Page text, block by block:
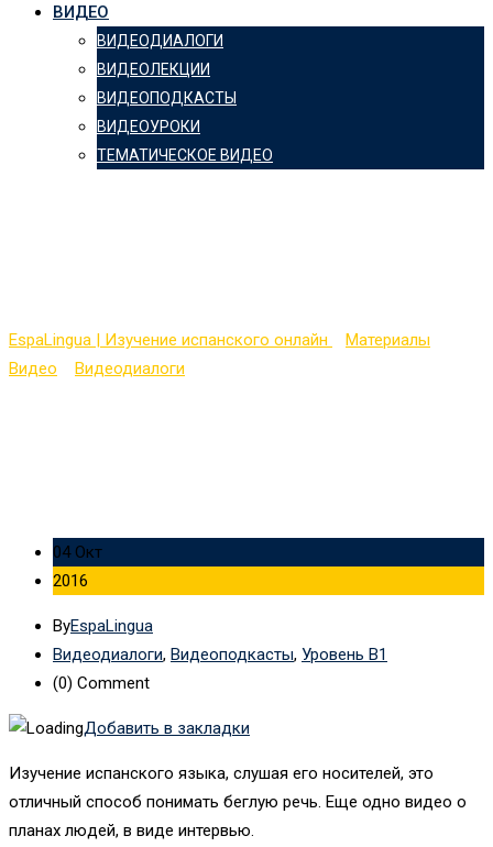
ВИДЕО
ВИДЕОДИАЛОГИ
ВИДЕОЛЕКЦИИ
ВИДЕОПОДКАСТЫ
ВИДЕОУРОКИ
ТЕМАТИЧЕСКОЕ ВИДЕО
EspaLingua | Изучение испанского онлайн Материалы
Видео
Видеодиалоги
04 Окт
2016
ByEspaLingua
Видеодиалоги, Видеоподкасты, Уровень B1
(0) Comment
Добавить в закладки
Изучение испанского языка, слушая его носителей, это
отличный способ понимать беглую речь. Еще одно видео о
планах людей, в виде интервью.